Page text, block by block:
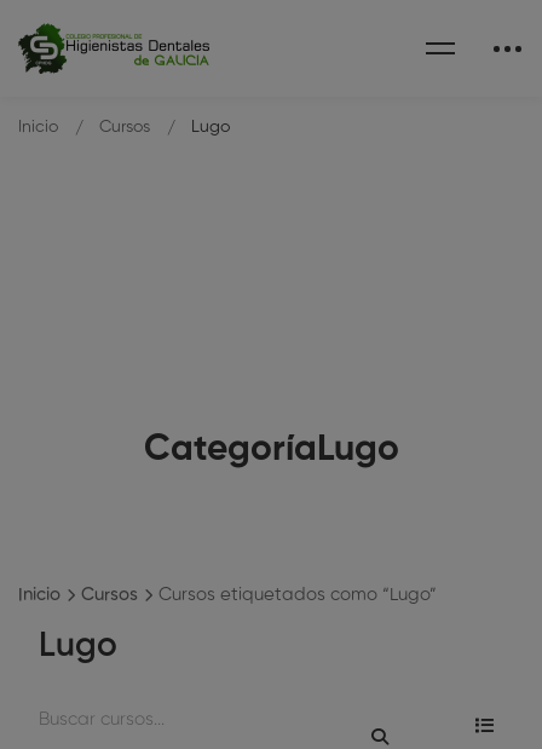
CategoríaLugo
Inicio Cursos Lugo
Inicio Cursos Cursos etiquetados como “Lugo”
Lugo